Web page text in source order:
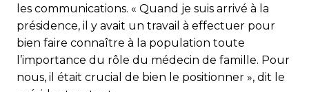
les communications. « Quand je suis arrivé à la
présidence, il y avait un travail à effectuer pour
bien faire connaître à la population toute
l’importance du rôle du médecin de famille. Pour
nous, il était crucial de bien le positionner », dit le